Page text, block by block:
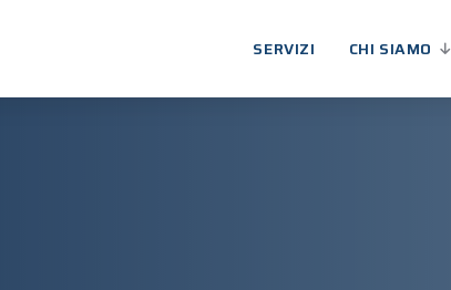
SERVIZI CHI SIAMO